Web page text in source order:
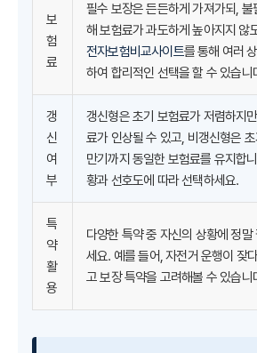
보
험
료
필수 보장은 든든하게 가져가되,
해 보험료가 과도하게 높아지지 않
전자보험비교사이트를 통해 여러
하여 합리적인 선택을 할 수 있습니
갱
신
여
부
갱신형은 초기 보험료가 저렴하지
료가 인상될 수 있고, 비갱신형은
만기까지 동일한 보험료를 유지합
황과 선호도에 따라 선택하세요.
특
약
활
용
다양한 특약 중 자신의 상황에 정
세요. 예를 들어, 자전거 운행이 잦
고 보장 특약을 고려해볼 수 있습니